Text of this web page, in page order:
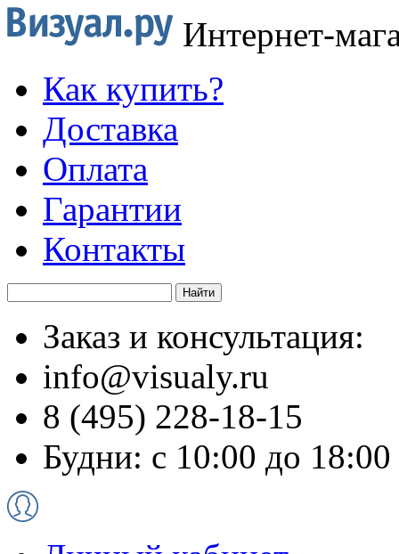
Интернет-
Как купить?
Доставка
Оплата
Гарантии
Контакты
Заказ и консультация:
info@visualy.ru
8 (495) 228-18-15
Будни: с 10:00 до 18:00